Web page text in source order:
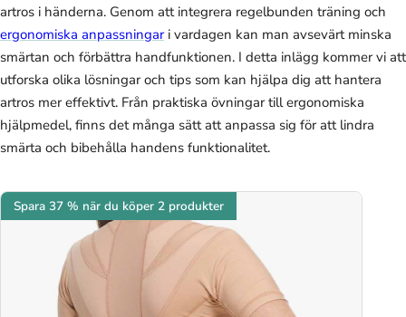
artros i händerna. Genom att integrera regelbunden träning och
ergonomiska anpassningari vardagen kan man avsevärt minska
smärtan och förbättra handfunktionen. I detta inlägg kommer vi att
utforska olika lösningar och tips som kan hjälpa dig att hantera
artros mer effektivt. Från praktiska övningar till ergonomiska
hjälpmedel, finns det många sätt att anpassa sig för att lindra
smärta och bibehålla handens funktionalitet.
Spara 37 % när du köper 2 produkter